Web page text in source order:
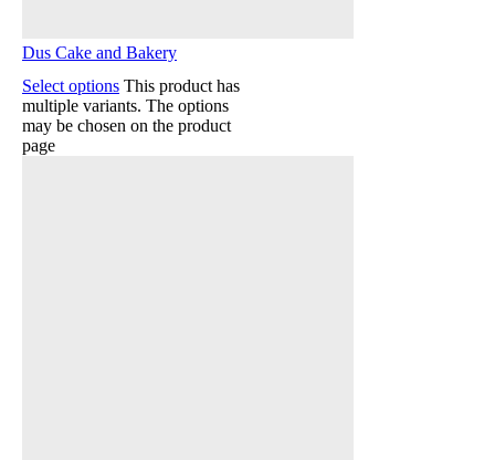
Dus Cake and Bakery
Select options This product has
multiple variants. The options
may be chosen on the product
page